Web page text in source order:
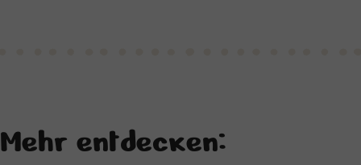
Mehr entdecken: